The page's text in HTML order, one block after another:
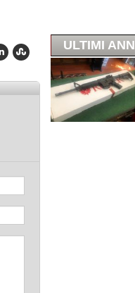
ULTIMI